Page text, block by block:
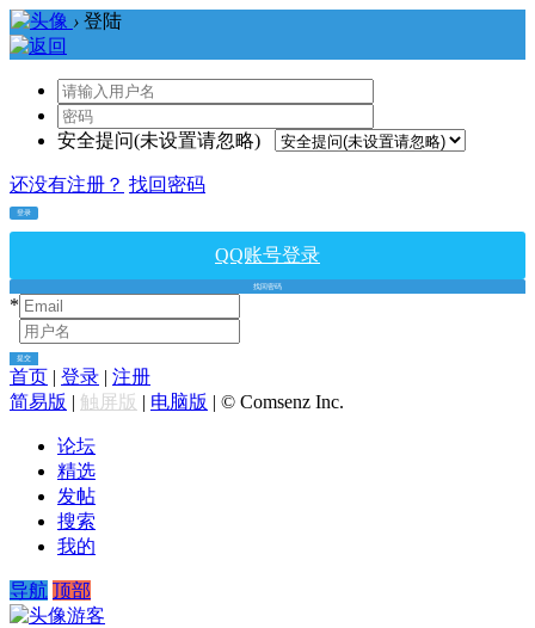
› 登陆
安全提问(未设置请忽略)
还没有注册？ 找回密码
登录
QQ账号登录
找回密码
*
提交
首页 | 登录 | 注册
简易版 | 触屏版 | 电脑版 | © Comsenz Inc.
论坛
精选
发帖
搜索
我的
导航 顶部
游客